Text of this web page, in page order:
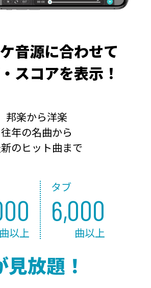
音源に合わせて
スコアを表示！
邦楽から洋楽
往年の名曲から
のヒット曲まで
曲以上
タブ
6,000
曲以上
見放題！